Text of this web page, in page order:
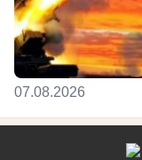
07.08.2026